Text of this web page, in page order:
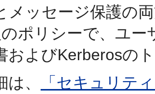
メッセージ保護の
ポリシーで、ユー
およびKerberosの
は、
「セキュリテ